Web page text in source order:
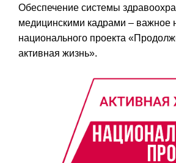
Обеспечение системы
медицинскими кадрами – важное
национального проекта
активная жизнь».